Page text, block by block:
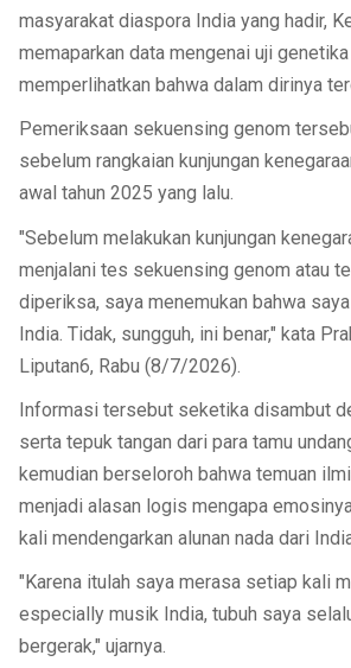
masyarakat diaspora India yang hadir,
memaparkan data mengenai uji
memperlihatkan bahwa dalam dirinya
Pemeriksaan sekuensing genom
sebelum rangkaian kunjungan
awal tahun 2025 yang lalu.
"Sebelum melakukan kunjungan
menjalani tes sekuensing genom atau
diperiksa, saya menemukan bahwa
India. Tidak, sungguh, ini benar," kata
Liputan6, Rabu (8/7/2026).
Informasi tersebut seketika disambut
serta tepuk tangan dari para tamu
kemudian berseloroh bahwa temuan
menjadi alasan logis mengapa
kali mendengarkan alunan nada dari
"Karena itulah saya merasa setiap kali
especially musik India, tubuh saya
bergerak," ujarnya.